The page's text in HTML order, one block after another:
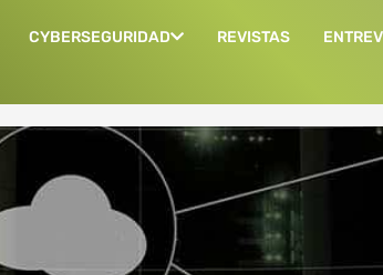
CYBERSEGURIDAD REVISTAS